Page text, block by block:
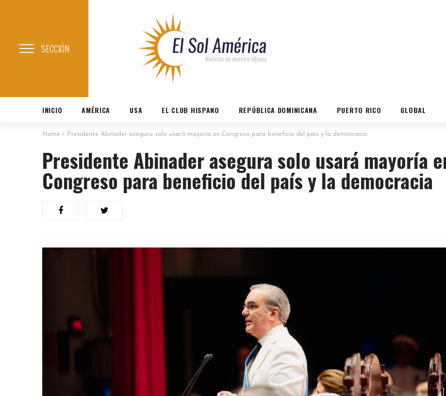
SECCIÓN
INICIO AMÉRICA USA EL CLUB HISPANO REPÚBLICA DOMINICANA PUERTO RICO GLOBAL
Home Presidente Abinader asegura solo usará mayoría en Congreso para beneficio del país y la democracia
Presidente Abinader asegura solo usará mayoría
Congreso para beneficio del país y la democracia